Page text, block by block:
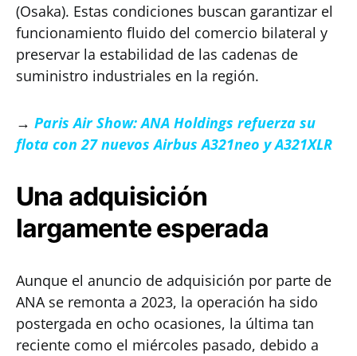
(Osaka). Estas condiciones buscan garantizar el
funcionamiento fluido del comercio bilateral y
preservar la estabilidad de las cadenas de
suministro industriales en la región.
→ Paris Air Show: ANA Holdings refuerza su
flota con 27 nuevos Airbus A321neo y A321XLR
Una adquisición
largamente esperada
Aunque el anuncio de adquisición por parte de
ANA se remonta a 2023, la operación ha sido
postergada en ocho ocasiones, la última tan
reciente como el miércoles pasado, debido a